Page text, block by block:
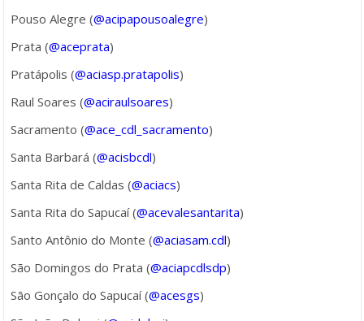
Pouso Alegre (@acipapousoalegre)
Prata (@aceprata)
Pratápolis (@aciasp.pratapolis)
Raul Soares (@aciraulsoares)
Sacramento (@ace_cdl_sacramento)
Santa Barbará (@acisbcdl)
Santa Rita de Caldas (@aciacs)
Santa Rita do Sapucaí (@acevalesantarita)
Santo Antônio do Monte (@aciasam.cdl)
São Domingos do Prata (@aciapcdlsdp)
São Gonçalo do Sapucaí (@acesgs)